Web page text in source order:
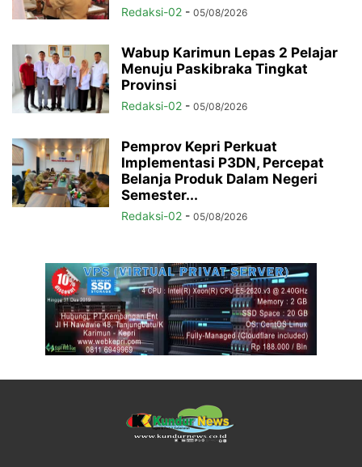
Redaksi-02 - 05/08/2026
Wabup Karimun Lepas 2 Pelajar
Menuju Paskibraka Tingkat
Provinsi
Redaksi-02 - 05/08/2026
Pemprov Kepri Perkuat
Implementasi P3DN, Percepat
Belanja Produk Dalam Negeri
Semester...
Redaksi-02 - 05/08/2026